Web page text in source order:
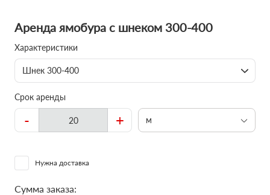
Аренда ямобура с шнеком 300-400
Характеристики
Шнек 300-400
Срок аренды
- + м
Нужна доставка
Сумма заказа: